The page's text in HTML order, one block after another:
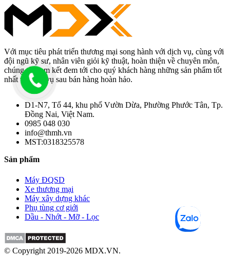
Với mục tiêu phát triển thương mại song hành với dịch vụ, cùng với
đội ngũ kỹ sư, nhân viên giỏi kỹ thuật, hoàn thiện về chuyên môn,
chúng tôi cam kết đem tới cho quý khách hàng những sản phẩm tốt
nhất và dịch vụ sau bán hàng hoàn hảo.
D1-N7, Tổ 44, khu phố Vườn Dừa, Phường Phước Tân, Tp.
Đồng Nai, Việt Nam.
0985 048 030
info@thmh.vn
MST:0318325578
Sản phẩm
Máy ĐQSD
Xe thương mại
Máy xây dựng khác
Phụ tùng cơ giới
Dầu - Nhớt - Mỡ - Lọc
© Copyright 2019-2026 MDX.VN.